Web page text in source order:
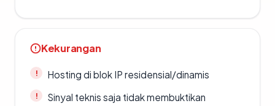
Kekurangan
Hosting di blok IP residensial/dinamis
Sinyal teknis saja tidak membuktikan